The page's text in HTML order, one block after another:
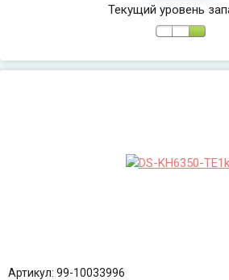
Текущий уровень
Артикул: 99-10033996